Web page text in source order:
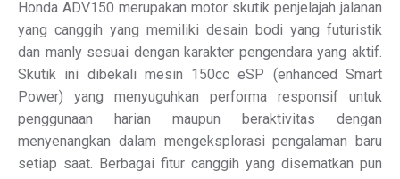
Honda ADV150 merupakan motor skutik penjelajah jalanan
yang canggih yang memiliki desain bodi yang futuristik
dan manly sesuai dengan karakter pengendara yang aktif.
Skutik ini dibekali mesin 150cc eSP (enhanced Smart
Power) yang menyuguhkan performa responsif untuk
penggunaan harian maupun beraktivitas dengan
menyenangkan dalam mengeksplorasi pengalaman baru
setiap saat. Berbagai fitur canggih yang disematkan pun